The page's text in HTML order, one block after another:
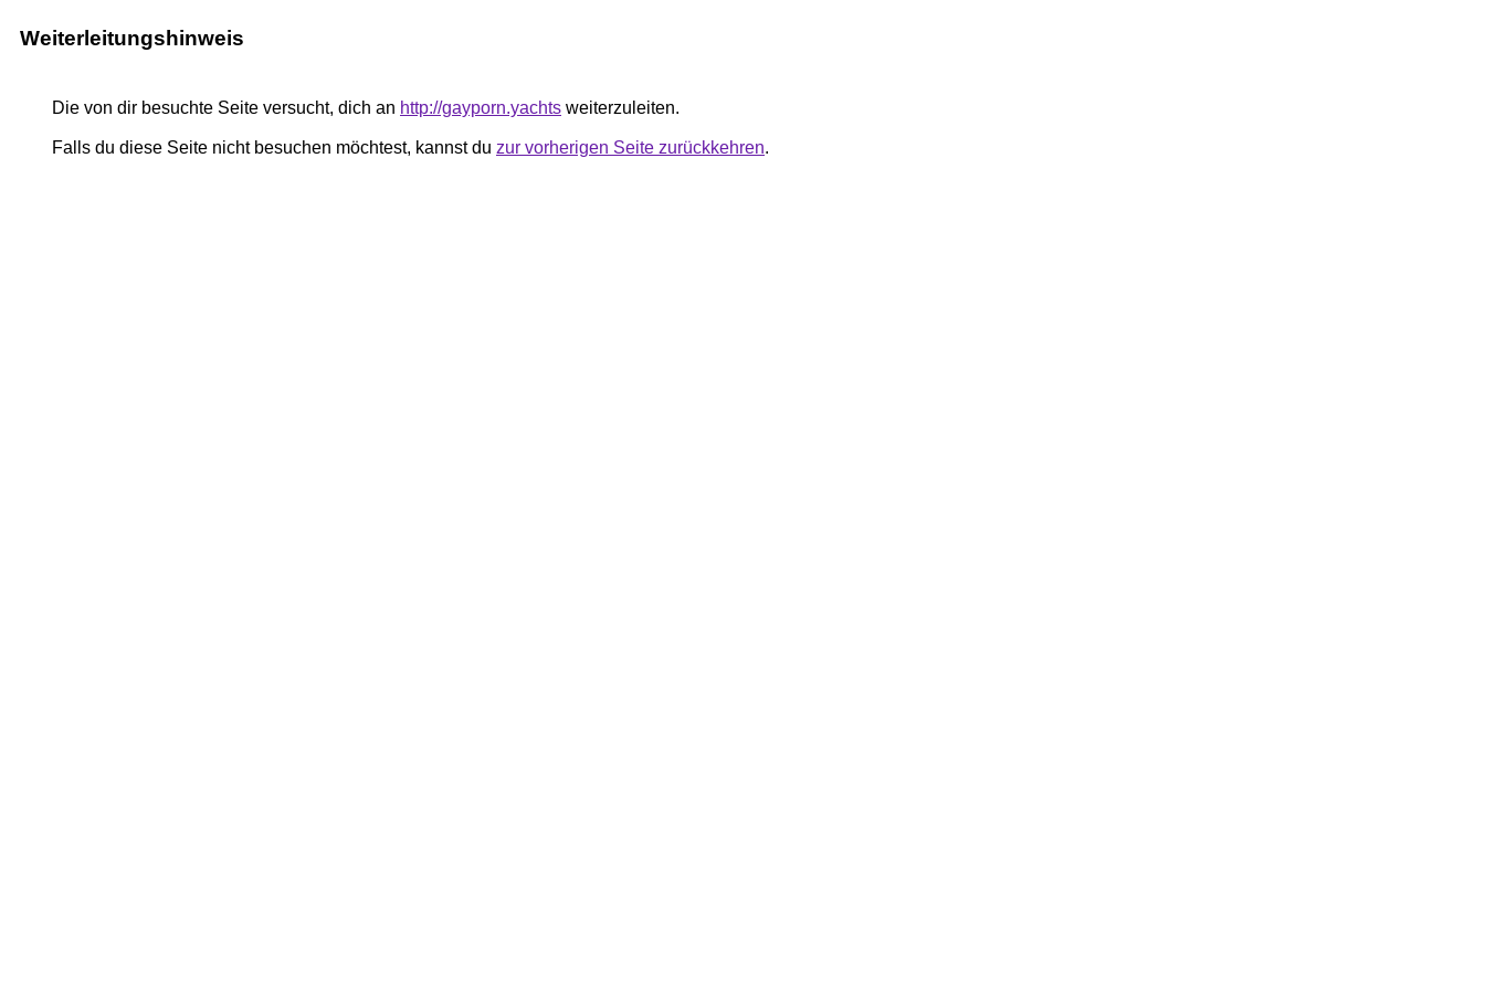
Weiterleitungshinweis
Die von dir besuchte Seite versucht, dich an http://gayporn.yachts weiterzuleiten.
Falls du diese Seite nicht besuchen möchtest, kannst du zur vorherigen Seite zurückkehren.